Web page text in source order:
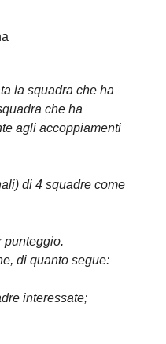
la squadra che ha
che ha
agli accoppiamenti
di 4 squadre come
punteggio.
di quanto segue:
interessate;